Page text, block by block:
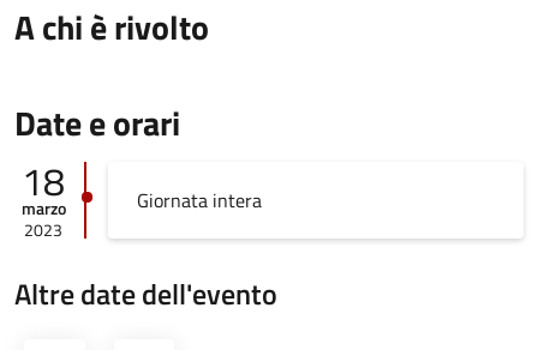
A chi è rivolto
Date e orari
18
marzo
2023
Giornata intera
Altre date dell'evento